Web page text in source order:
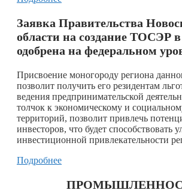
Заявка Правительства
области на создание ТОСЭР
одобрена на федеральном
Присвоение моногороду региона
позволит получить его резидентам
ведения предпринимательской
толчок к экономическому и
территорий, позволит привлечь
инвесторов, что будет способствовать
инвестиционной привлекательности
Подробнее